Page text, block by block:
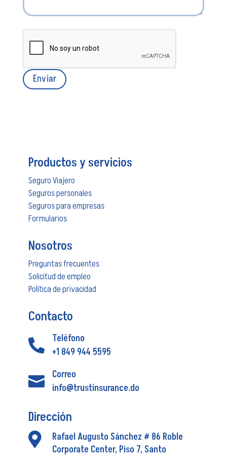
Productos y servicios
Seguro Viajero
Seguros personales
Seguros para empresas
Formularios
Nosotros
Preguntas frecuentes
Solicitud de empleo
Política de privacidad
Contacto

Teléfono
+1 849 944 5595

Correo
info@trustinsurance.do
Dirección

Rafael Augusto Sánchez # 86 Roble
Corporate Center, Piso 7, Santo